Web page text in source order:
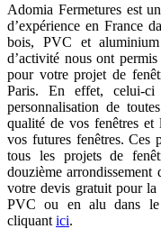
Adomia Fermetures est
d’expérience en France
bois, PVC et
d’activité nous ont
pour votre projet de
Paris. En effet, celui-
personnalisation de
qualité de vos fenêtres et
vos futures fenêtres. Ces
tous les projets de
douzième arrondissement
votre devis gratuit pour la
PVC ou en alu dans le
cliquant ici.